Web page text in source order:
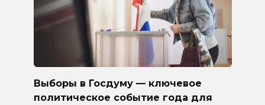
Выборы в Госдуму — ключевое
политическое событие года для